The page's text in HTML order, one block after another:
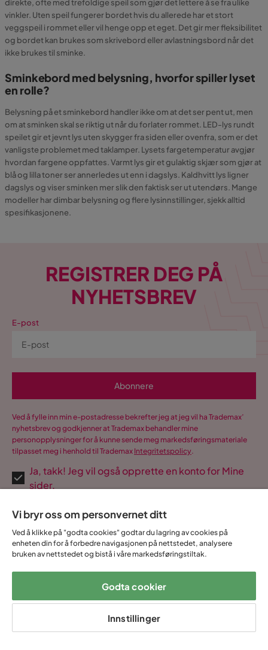
direkte, ofte med trefoldige speil som gjør det lettere å se fra ulike
vinkler. Uten speil fungerer bordet hvis du allerede har et stort
veggspeil i rommet eller vil henge opp et eget. Det gir mer fleksibilitet
og bordet kan brukes som skrivebord eller avlastningsbord når det
ikke brukes til sminke.
Sminkebord med belysning, hvorfor spiller lyset
en rolle?
Belysning på et sminkebord handler ikke om at det ser pent ut, men
om at sminken skal se riktig ut når du forlater rommet. LED-lys rundt
speilet gir et jevnt lys uten skygger fra siden eller ovenfra, som er det
vanligste problemet med taklamper. Lysets fargetemperatur avgjør
hvordan fargene oppfattes. Varmt lys gir et gulaktig skjær som gjør at
blå og lilla toner ser annerledes ut enn i dagslys. Kaldhvitt lys ligner
dagslys og viser sminken mer slik den faktisk ser ut utendørs. Mange
modeller har dimbar belysning og flere lysinnstillinger, sjekk alltid
spesifikasjonene.
REGISTRER DEG PÅ
NYHETSBREV
E-post
Abonnere
Ved å fylle inn min e-postadresse bekrefter jeg at jeg vil ha Trademax’
nyhetsbrev og godkjenner at Trademax behandler mine
personopplysninger for å kunne sende meg markedsføringsmateriale
tilpasset meg i henhold til Trademax Integritetspolicy.
Ja, takk! Jeg vil også opprette en konto for Mine
sider.
•Alle kjøpene dine samlet på ett sted
•Personlig tilpassede tilbud
•Gratis og heldigitalt
angrerett
fraktkostnader
Vi bryr oss om personvernet ditt
Ved å klikke på "godta cookies" godtar du lagring av cookies på
enheten din for å forbedre navigasjonen på nettstedet, analysere
bruken av nettstedet og bistå i våre markedsføringstiltak.
Godta cookier
Innstillinger